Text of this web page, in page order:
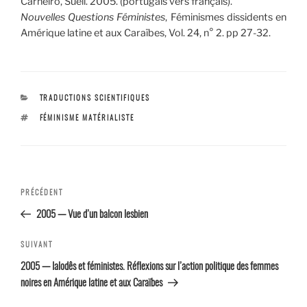
Nouvelles Questions Féministes, Féminismes dissidents en
Amérique latine et aux Caraïbes, Vol. 24, n° 2. pp 27-32.
CATÉGORIES
TRADUCTIONS SCIENTIFIQUES
ÉTIQUETTES
FÉMINISME MATÉRIALISTE
Navigation
de l’article
Article
précédent
PRÉCÉDENT
2005 — Vue d’un balcon lesbien
Article
suivant
SUIVANT
2005 — Ialodês et féministes. Réflexions sur l’action politique des femmes
noires en Amérique latine et aux Caraïbes